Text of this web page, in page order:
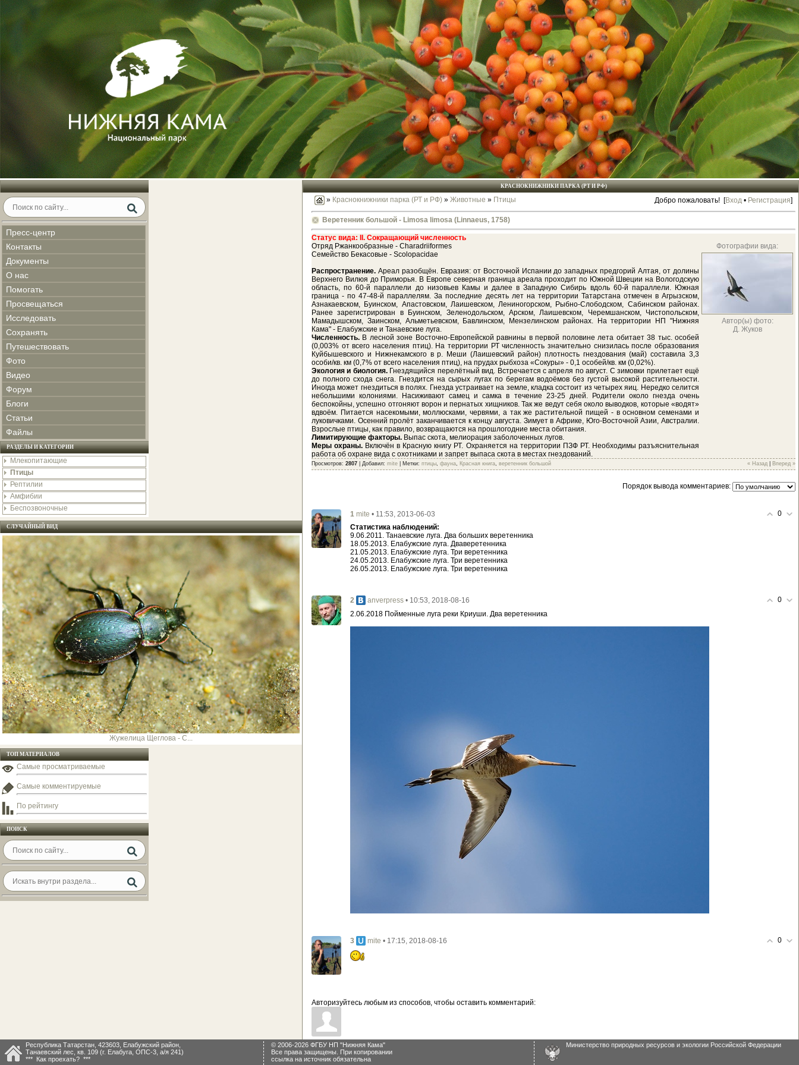
Пресс-центр
Контакты
Документы
О нас
Помогать
Просвещаться
Исследовать
Сохранять
Путешествовать
Фото
Видео
Форум
Блоги
Статьи
Файлы
РАЗДЕЛЫ И КАТЕГОРИИ
Млекопитающие
Птицы
Рептилии
Амфибии
Беспозвоночные
СЛУЧАЙНЫЙ ВИД
Жужелица Щеглова - C...
ТОП МАТЕРИАЛОВ
Самые просматриваемые
Самые комментируемые
По рейтингу
ПОИСК
КРАСНОКНИЖНИКИ ПАРКА (РТ И РФ)
» Краснокнижники парка (РТ и РФ) » Животные » Птицы Добро пожаловать! [Вход • Регистрация]
Веретенник большой - Limosa limosa (Linnaeus, 1758)
Статус вида: II. Сокращающий численность
Отряд Ржанкообразные - Charadriiformes
Семейство Бекасовые - Scolopacidae
Распространение. Ареал разобщён. Евразия: от Восточной Испании до западных предгорий Алтая, от долины
Верхнего Вилюя до Приморья. В Европе северная граница ареала проходит по Южной Швеции на Вологодскую
область, по 60-й параллели до низовьев Камы и далее в Западную Сибирь вдоль 60-й параллели. Южная
граница - по 47-48-й параллелям. За последние десять лет на территории Татарстана отмечен в Агрызском,
Азнакаевском, Буинском, Апастовском, Лаишевском, Лениногорском, Рыбно-Слободском, Сабинском районах.
Ранее зарегистрирован в Буинском, Зеленодольском, Арском, Лаишевском, Черемшанском, Чистопольском,
Мамадышском, Заинском, Альметьевском, Бавлинском, Мензелинском районах. На территории НП "Нижняя
Кама" - Елабужские и Танаевские луга.
Численность. В лесной зоне Восточно-Европейской равнины в первой половине лета обитает 38 тыс. особей
(0,003% от всего населения птиц). На территории РТ численность значительно снизилась после образования
Куйбышевского и Нижнекамского в р. Меши (Лаишевский район) плотность гнездования (май) составила 3,3
особи/кв. км (0,7% от всего населения птиц), на прудах рыбхоза «Сокуры» - 0,1 особей/кв. км (0,02%).
Экология и биология.Гнездящийся перелётный вид. Встречается с апреля по август. С зимовки прилетает ещё
до полного схода снега. Гнездится на сырых лугах по берегам водоёмов без густой высокой растительности.
Иногда может гнездиться в полях. Гнезда устраивает на земле, кладка состоит из четырех яиц. Нередко селится
небольшими колониями. Насиживают самец и самка в течение 23-25 дней. Родители около гнезда очень
беспокойны, успешно отгоняют ворон и пернатых хищников. Так же ведут себя около выводков, которые «водят»
вдвоём. Питается насекомыми, моллюсками, червями, а так же растительной пищей - в основном семенами и
луковичками. Осенний пролёт заканчивается к концу августа. Зимует в Африке, Юго-Восточной Азии, Австралии.
Взрослые птицы, как правило, возвращаются на прошлогодние места обитания.
Лимитирующие факторы. Выпас скота, мелиорация заболоченных лугов.
Меры охраны. Включён в Красную книгу РТ. Охраняется на территории ПЗФ РТ. Необходимы разъяснительная
работа об охране вида с охотниками и запрет выпаса скота в местах гнездований.
Фотографии вида:
Автор(ы) фото:
Д. Жуков
« Назад Вперед »
Просмотров: 2807 Добавил: mite Метки: птицы, фауна, Красная книга, веретенник большой
Порядок вывода комментариев:
0
1 mite • 11:53, 2013-06-03
Статистика наблюдений:
9.06.2011. Танаевские луга. Два больших веретенника
18.05.2013. Елабужские луга. Дваверетенника
21.05.2013. Елабужские луга. Три веретенника
24.05.2013. Елабужские луга. Три веретенника
26.05.2013. Елабужские луга. Три веретенника
0
2 anverpress • 10:53, 2018-08-16
2.06.2018 Пойменные луга реки Криуши. Два веретенника
0
3 mite • 17:15, 2018-08-16
Авторизуйтесь любым из способов, чтобы оставить комментарий:
Республика Татарстан, 423603, Елабужский район,
Танаевский лес, кв. 109 (г. Елабуга, ОПС-3, а/я 241)
*** Как проехать? ***
© 2006-2026 ФГБУ НП "Нижняя Кама"
Все права защищены. При копировании
ссылка на источник обязательна
Министерство природных ресурсов и экологии Российской Федерации